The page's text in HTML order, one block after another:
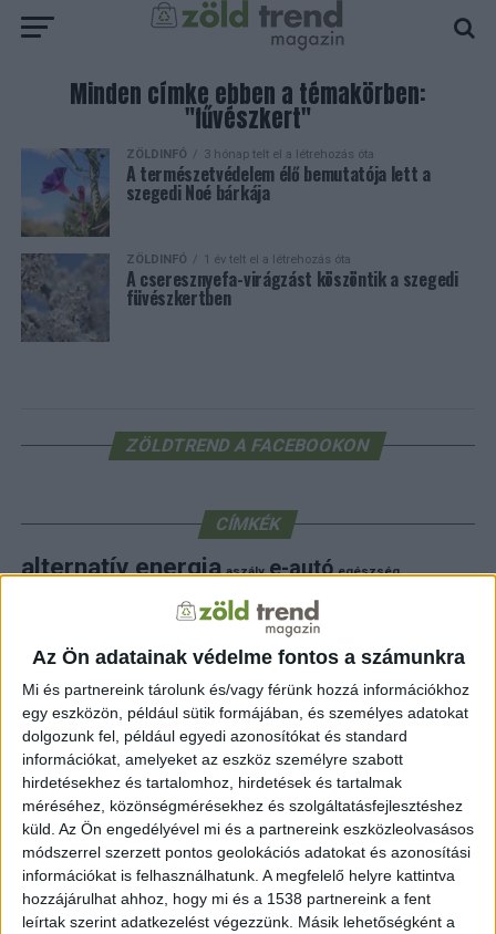
Az Ön adatainak védelme fontos a számunkra
Mi és partnereink tárolunk és/vagy férünk hozzá információkhoz
egy eszközön, például sütik formájában, és személyes adatokat
dolgozunk fel, például egyedi azonosítókat és standard
információkat, amelyeket az eszköz személyre szabott
hirdetésekhez és tartalomhoz, hirdetések és tartalmak
méréséhez, közönségmérésekhez és szolgáltatásfejlesztéshez
küld. Az Ön engedélyével mi és a partnereink eszközleolvasásos
módszerrel szerzett pontos geolokációs adatokat és azonosítási
információkat is felhasználhatunk. A megfelelő helyre kattintva
hozzájárulhat ahhoz, hogy mi és a 1538 partnereink a fent
leírtak szerint adatkezelést végezzünk. Másik lehetőségként a
Minden címke ebben a témakörben:
"fűvészkert"
ZÖLDINFÓ 3 hónap telt el a létrehozás óta
A természetvédelem élő bemutatója lett a
szegedi Noé bárkája
ZÖLDINFÓ 1 év telt el a létrehozás óta
A cseresznyefa-virágzást köszöntik a szegedi
füvészkertben
ZÖLDTREND A FACEBOOKON
CÍMKÉK
alternatív energia aszály e-autó egészség
elektromos autótöltő
elektromos meghajtás energia
erdő fejlesztés fenntarthatóság fotovoltaikus
klímaváltozás
klímavédelem környezet
környezetvédelem környezetvédelmi hírek
közlekedés megújuló energia mezőgazdaság
napelemnapelemeknapenergia
naperőmű solar solar energy szelektiv hulladék természet
természetvédelem villamosenergia villanyautó víz zöld
autó zöld energia zöld energiaforrás zöld hirek
állatvédelem életmód újrahasznosítás
FRISS HÍREK